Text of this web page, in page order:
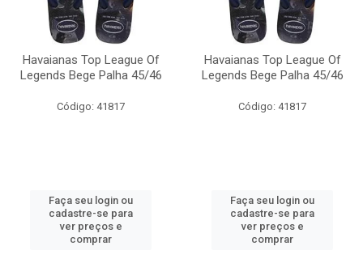
Havaianas Top League Of
Legends Bege Palha 45/46
Código: 41817
Faça seu login ou
cadastre-se para
ver preços e
comprar
Havaianas Top League Of
Legends Bege Palha 45/46
Código: 41817
Faça seu login ou
cadastre-se para
ver preços e
comprar